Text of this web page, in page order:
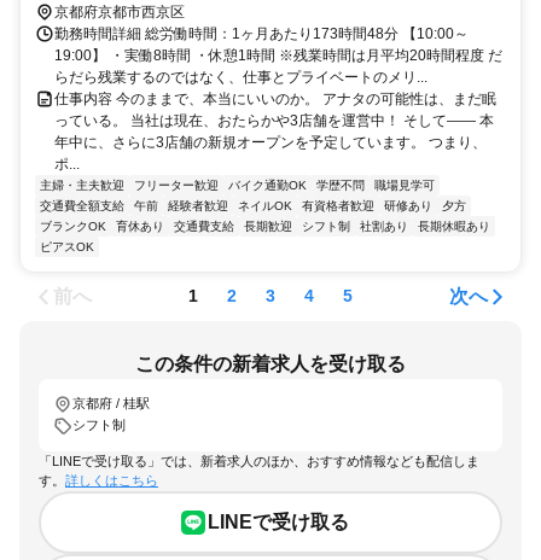
京都府京都市西京区
勤務時間詳細 総労働時間：1ヶ月あたり173時間48分 【10:00～
19:00】 ・実働8時間 ・休憩1時間 ※残業時間は月平均20時間程度 だ
らだら残業するのではなく、仕事とプライベートのメリ...
仕事内容 今のままで、本当にいいのか。 アナタの可能性は、まだ眠
っている。 当社は現在、おたらかや3店舗を運営中！ そして―― 本
年中に、さらに3店舗の新規オープンを予定しています。 つまり、
ポ...
主婦・主夫歓迎 フリーター歓迎 バイク通勤OK 学歴不問
職場見学可
交通費全額支給
午前 経験者歓迎 ネイルOK 有資格者歓迎 研修あり
夕方
ブランクOK
育休あり 交通費支給 長期歓迎 シフト制 社割あり
長期休暇あり
ピアスOK
前へ 1 2 3 4 5 次へ
この条件の新着求人を受け取る
京都府 / 桂駅
シフト制
「LINEで受け取る」では、新着求人のほか、おすすめ情報なども配信しま
す。 詳しくはこちら
LINEで受け取る